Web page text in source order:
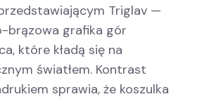
Triglav —
brązowa grafika gór
które kładą się na
światłem. Kontrast
sprawia, że koszulka